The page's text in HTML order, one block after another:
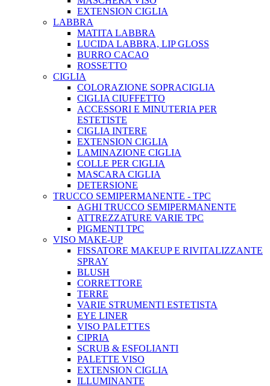
EXTENSION CIGLIA
LABBRA
MATITA LABBRA
LUCIDA LABBRA, LIP GLOSS
BURRO CACAO
ROSSETTO
CIGLIA
COLORAZIONE SOPRACIGLIA
CIGLIA CIUFFETTO
ACCESSORI E MINUTERIA PER
ESTETISTE
CIGLIA INTERE
EXTENSION CIGLIA
LAMINAZIONE CIGLIA
COLLE PER CIGLIA
MASCARA CIGLIA
DETERSIONE
TRUCCO SEMIPERMANENTE - TPC
AGHI TRUCCO SEMIPERMANENTE
ATTREZZATURE VARIE TPC
PIGMENTI TPC
VISO MAKE-UP
FISSATORE MAKEUP E RIVITALIZZANTE
SPRAY
BLUSH
CORRETTORE
TERRE
VARIE STRUMENTI ESTETISTA
EYE LINER
VISO PALETTES
CIPRIA
SCRUB & ESFOLIANTI
PALETTE VISO
EXTENSION CIGLIA
ILLUMINANTE